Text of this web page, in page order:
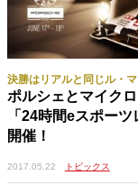
決勝はリアルと同じル・
ポルシェとマイク
「24時間eスポー
開催！
2017.05.22 トピックス